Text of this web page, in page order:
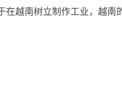
越南树立制作工业，越